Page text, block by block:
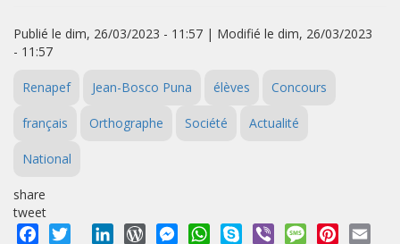
Publié le dim, 26/03/2023 - 11:57 | Modifié le dim, 26/03/2023
- 11:57
Renapef Jean-Bosco Puna élèves Concours
français Orthographe Société Actualité
National
share
tweet
Facebook
Twitter LinkedInWordPressMessengerWhatsApp
Skype Viber MessagePinterest